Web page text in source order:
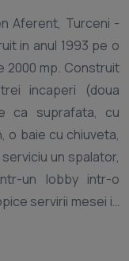
Aferent, Turceni -
2000 mp. Construit
incaperi (doua
ca suprafata, cu
o baie cu chiuveta,
un spalator,
un lobby intr-o
servirii mesei in
si care se termina